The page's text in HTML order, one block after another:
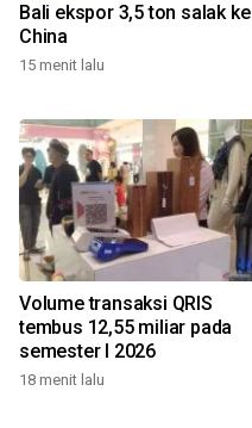
Bali ekspor 3,5 ton salak ke
China
15 menit lalu
Volume transaksi QRIS
tembus 12,55 miliar pada
semester I 2026
18 menit lalu